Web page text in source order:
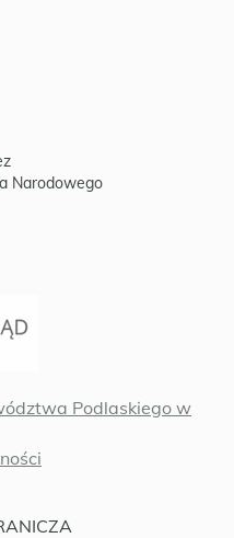
Narodowego
Podlaskiego w